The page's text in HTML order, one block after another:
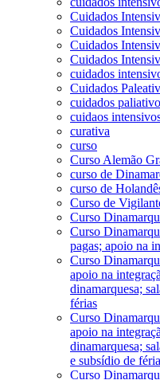
Cuidados
Cuidados
Cuidados
Cuidados
cuidados
Cuidados
cuidados
cuidaos
curativa
curso
Curso Alemão
curso de
curso de
Curso de
Curso
Curso
pagas; apoio na
Curso
apoio na
dinamarquesa;
férias
Curso
apoio na
dinamarquesa;
e subsídio de
Curso